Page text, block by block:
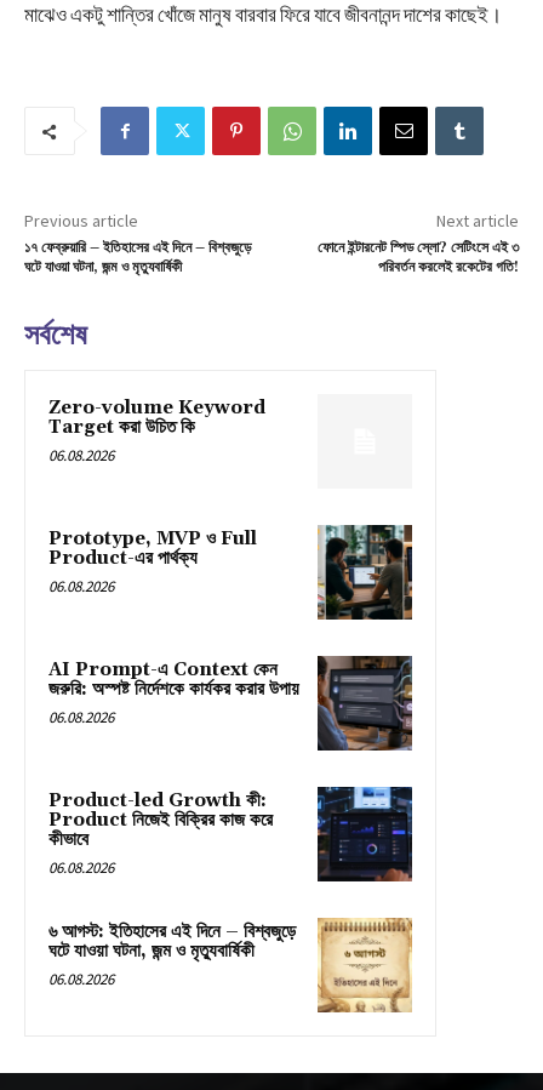
মাঝেও একটু শান্তির খোঁজে মানুষ বারবার ফিরে যাবে জীবনানন্দ দাশের কাছেই।
Previous article
১৭ ফেব্রুয়ারি – ইতিহাসের এই দিনে – বিশ্বজুড়ে
ঘটে যাওয়া ঘটনা, জন্ম ও মৃত্যুবার্ষিকী
Next article
ফোনে ইন্টারনেট স্পিড স্লো? সেটিংসে এই ৩
পরিবর্তন করলেই রকেটের গতি!
সর্বশেষ
Zero-volume Keyword
Target করা উচিত কি
06.08.2026
Prototype, MVP ও Full
Product-এর পার্থক্য
06.08.2026
AI Prompt-এ Context কেন
জরুরি: অস্পষ্ট নির্দেশকে কার্যকর করার উপায়
06.08.2026
Product-led Growth কী:
Product নিজেই বিক্রির কাজ করে
কীভাবে
06.08.2026
৬ আগস্ট: ইতিহাসের এই দিনে – বিশ্বজুড়ে
ঘটে যাওয়া ঘটনা, জন্ম ও মৃত্যুবার্ষিকী
06.08.2026